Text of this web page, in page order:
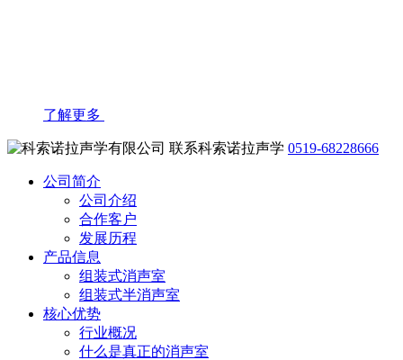
了解更多
联系科索诺拉声学 0519-68228666
公司简介
公司介绍
合作客户
发展历程
产品信息
组装式消声室
组装式半消声室
核心优势
行业概况
什么是真正的消声室